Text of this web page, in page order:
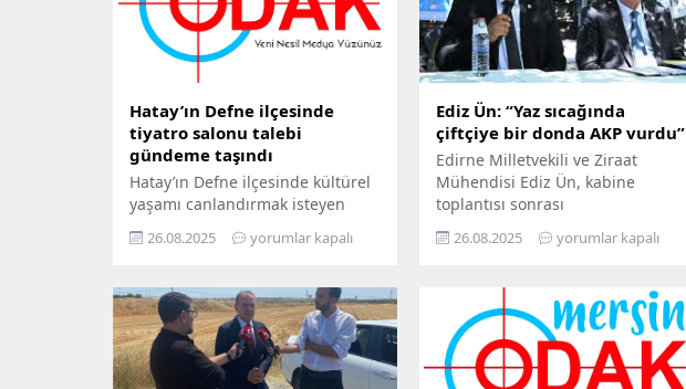
Hatay’ın Defne ilçesinde
tiyatro salonu talebi
gündeme taşındı
Hatay’ın Defne ilçesinde kültürel
yaşamı canlandırmak isteyen
sanatçılar, ilçeye bir tiyatro
salonu kurulması çağrısında
sahnelerde eserler sergileyen
Epik Sanat Tiyatrosu, 6 Şubat
depreminde sahnesini
kaybetmesine rağmen kültürel
üretimi sürdürmeye devam
26.08.2025 yorumlar kapalı
Ediz Ün: “Yaz sıcağında
çiftçiye bir donda AKP vurdu”
Edirne Milletvekili ve Ziraat
Mühendisi Ediz Ün, kabine
toplantısı sonrası
Cumhurbaşkanı Erdoğan’ın
açıkladığı zirai don ödemelerini
sıcağında çiftçiye bir donda AKP
vurdu” dedi. Ün, 21 Nisan’da 65
ili etkileyen ve son 30 yılın en
ağır zirai don olayı olarak
kayıtlara geçen felaketin tarımda
26.08.2025 yorumlar kapalı